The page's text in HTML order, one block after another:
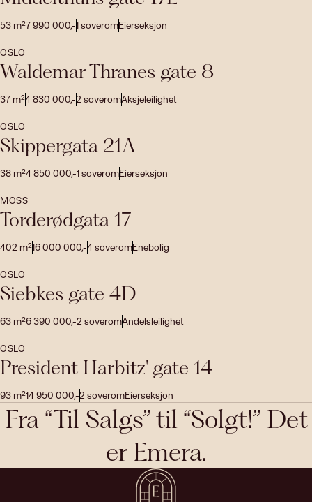
53 m²7 990 000,-1soveromEierseksjon
OSLO
Waldemar Thranes gate 8
37 m²4 830 000,-2 soveromAksjeleilighet
OSLO
Skippergata 21A
38 m²4 850 000,-1soveromEierseksjon
MOSS
Torderødgata 17
402 m²16 000 000,-4soveromEnebolig
OSLO
Siebkes gate 4D
63 m²6 390 000,-2 soveromAndelsleilighet
OSLO
President Harbitz' gate 14
93 m²14 950 000,-2 soveromEierseksjon
Fra “Til Salgs” til “Solgt!” Det
er Emera.